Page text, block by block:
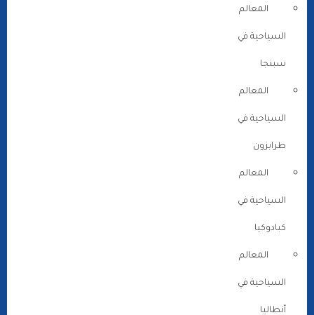
المعالم
السياحية في
سبنجا
المعالم
السياحية في
طرابزون
المعالم
السياحية في
كبادوكيا
المعالم
السياحية في
أنطاليا